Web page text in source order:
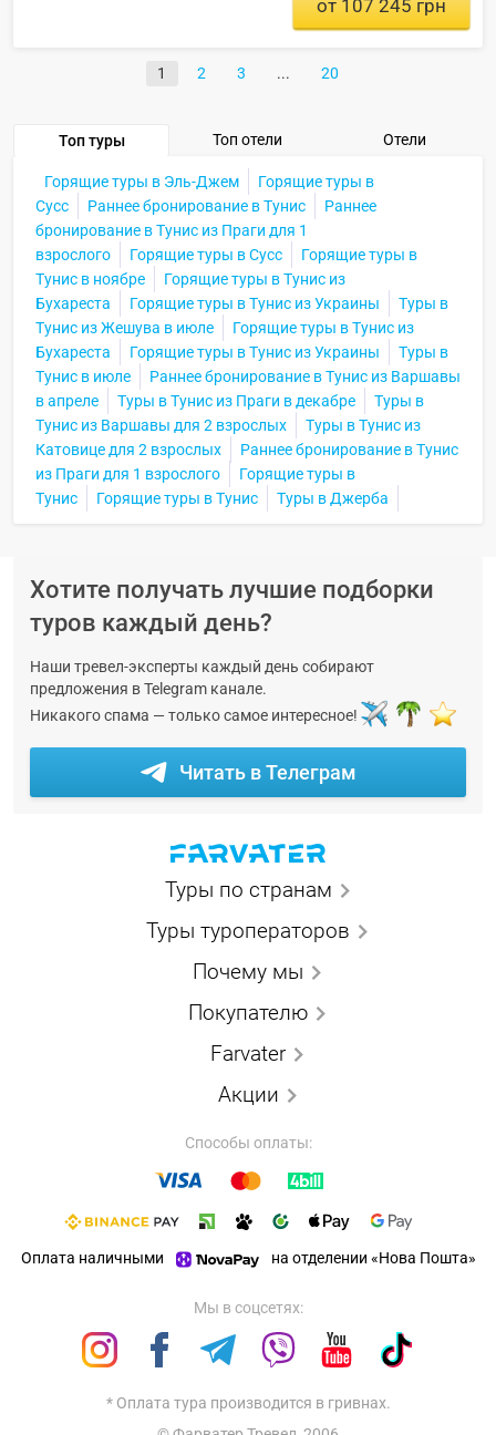
от 107 245 грн
1 2 3 20
Топ туры Топ отели Отели
Горящие туры в Эль-Джем
Горящие туры в
Сусс
Раннее бронирование в Тунис
Раннее
бронирование в Тунис из Праги для 1
взрослого
Горящие туры в Сусс
Горящие туры в
Тунис в ноябре
Горящие туры в Тунис из
Бухареста
Горящие туры в Тунис из Украины
Туры в
Тунис из Жешува в июле
Горящие туры в Тунис из
Бухареста
Горящие туры в Тунис из Украины
Туры в
Тунис в июле
Раннее бронирование в Тунис из Варшавы
в апреле
Туры в Тунис из Праги в декабре
Туры в
Тунис из Варшавы для 2 взрослых
Туры в Тунис из
Катовице для 2 взрослых
Раннее бронирование в Тунис
из Праги для 1 взрослого
Горящие туры в
Тунис
Горящие туры в Тунис Туры в Джерба
Хотите получать лучшие подборки
туров каждый день?
Наши тревел-эксперты каждый день собирают
предложения в Telegram канале.
Никакого спама — только самое интересное!
Читать в Телеграм
Туры по странам
Туры туроператоров
Почему мы
Покупателю
Farvater
Акции
Способы оплаты:
Оплата наличными на отделении «Нова Пошта»
Мы в соцсетях:
* Оплата тура производится в гривнах.